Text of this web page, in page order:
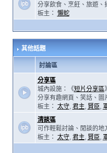
分享飲食、烹飪、旅遊、
板主： 懶蛇
其他話題
討論區
分享區
城內設施：《短片分享區》
分享有趣網頁、笑話、圖
板主： 太守, 君主, 賢臣,
清談區
可作輕鬆討論、閒談的地
板主： 太守, 君主, 賢臣,